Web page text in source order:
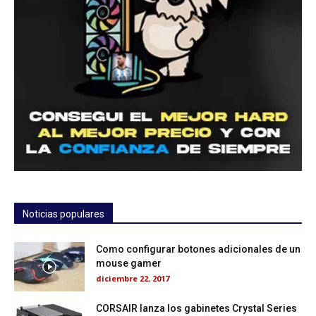
Noticias populares
Como configurar botones adicionales de un
mouse gamer
diciembre 22, 2017
CORSAIR lanza los gabinetes Crystal Series